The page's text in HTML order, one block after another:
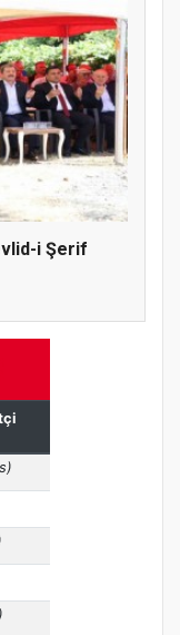
i Şerif